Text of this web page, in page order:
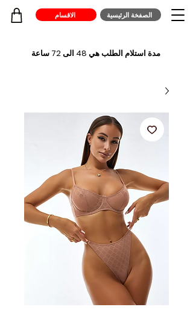
الصفخة الرئيسية الاقسام
مدة استلام الطلب هي 48 الى 72 ساعة